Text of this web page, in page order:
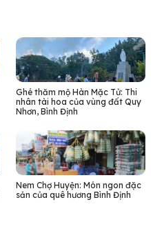
Ghé thăm mộ Hàn Mặc Tử: Thi
nhân tài hoa của vùng đất Quy
Nhơn, Bình Định
Nem Chợ Huyện: Món ngon đặc
sản của quê hương Bình Định